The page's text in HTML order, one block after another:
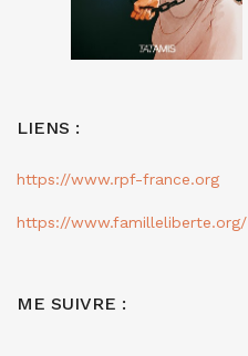
LIENS :
https://www.rpf-france.org
https://www.familleliberte.org/
ME SUIVRE :